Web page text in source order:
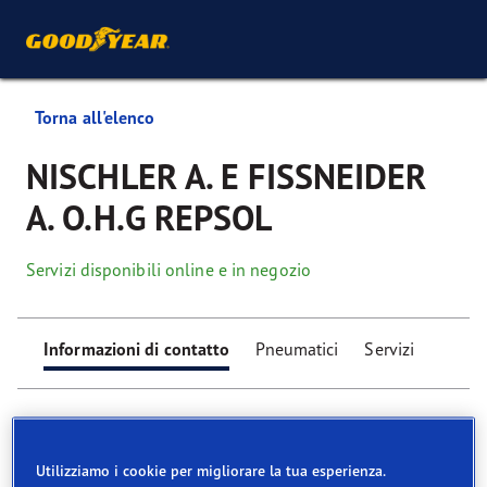
Torna all'elenco
NISCHLER A. E FISSNEIDER
A. O.H.G REPSOL
Servizi disponibili online e in negozio
Informazioni di contatto Pneumatici Servizi
Utilizziamo i cookie per migliorare la tua esperienza.